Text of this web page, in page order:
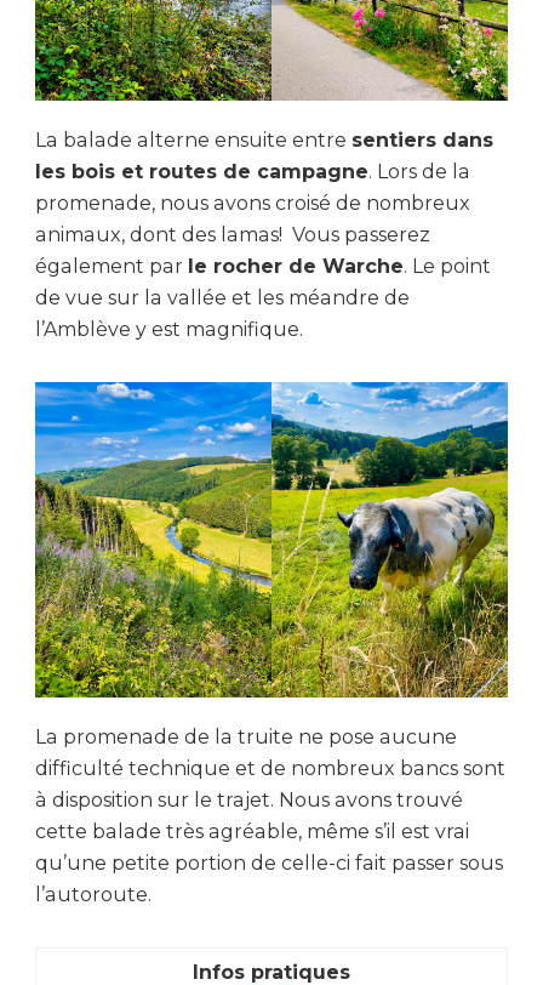
La balade alterne ensuite entre sentiers dans
les bois et routes de campagne. Lors de la
promenade, nous avons croisé de nombreux
animaux, dont des lamas! Vous passerez
également par le rocher de Warche. Le point
de vue sur la vallée et les méandre de
l’Amblève y est magnifique.
La promenade de la truite ne pose aucune
difficulté technique et de nombreux bancs sont
à disposition sur le trajet. Nous avons trouvé
cette balade très agréable, même s’il est vrai
qu’une petite portion de celle-ci fait passer sous
l’autoroute.
Infos pratiques